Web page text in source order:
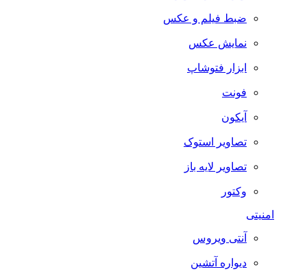
ضبط فيلم و عكس
نمایش عکس
ابزار فتوشاپ
فونت
آیکون
تصاویر استوک
تصاویر لایه باز
وکتور
امنیتی
آنتی ویروس
دیواره آتشین